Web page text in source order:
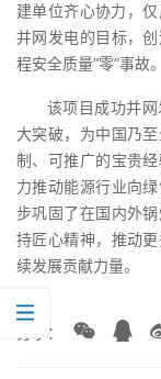
建单位齐心协力，
并网发电的目标，
程安全质量“零”事故。
该项目成功并
大突破，为中国乃
制、可推广的宝贵
力推动能源行业向
步巩固了在国内外
持匠心精神，推动
续发展贡献力量。
分享：